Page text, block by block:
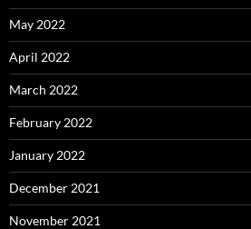
May 2022
April 2022
March 2022
February 2022
January 2022
December 2021
November 2021